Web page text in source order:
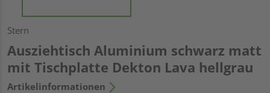
Stern
Ausziehtisch Aluminium schwarz matt
mit Tischplatte Dekton Lava hellgrau
Artikelinformationen